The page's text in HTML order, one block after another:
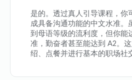
是的。透过真人引导课程，你
成具备沟通功能的中文水准。
到母语等级的流利度，但你能
准，勤奋者甚至能达到 A2。
绍、点餐并进行基本的职场社